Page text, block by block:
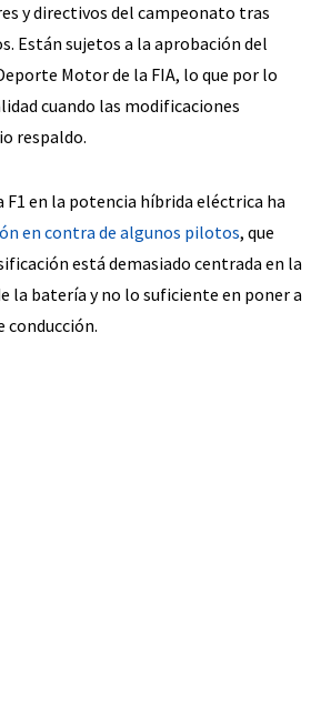
y directivos del campeonato tras
Están sujetos a la aprobación del
Motor de la FIA, lo que por lo
cuando las modificaciones
respaldo.
F1 en la potencia híbrida eléctrica ha
en contra de algunos pilotos, que
está demasiado centrada en la
la batería y no lo suficiente en poner a
conducción.